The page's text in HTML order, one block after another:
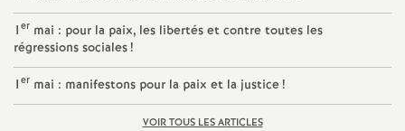
é
O
1er mai : pour la paix, les libertés et contre toutes les
régressions sociales!
1er mai : manifestons pour la paix et la justice!
VOIR TOUS LES ARTICLES